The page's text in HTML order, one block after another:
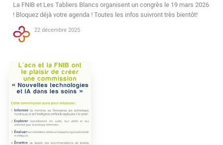
La FNIB et Les Tabliers Blancs organisent un congrès le 19 mars 2026
! Bloquez déjà votre agenda ! Toutes les infos suivront très bientôt!
22 décembre 2025